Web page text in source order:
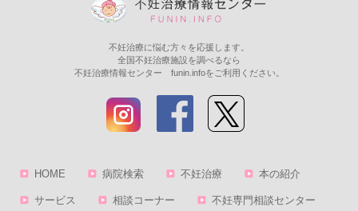
不妊治療に悩む方々を応援します。
全国不妊治療施設を調べるなら
不妊治療情報センター funin.infoをご利用ください。
HOME 病院検索 不妊治療 本の紹介
サービス 相談コーナー 不妊専門相談センター